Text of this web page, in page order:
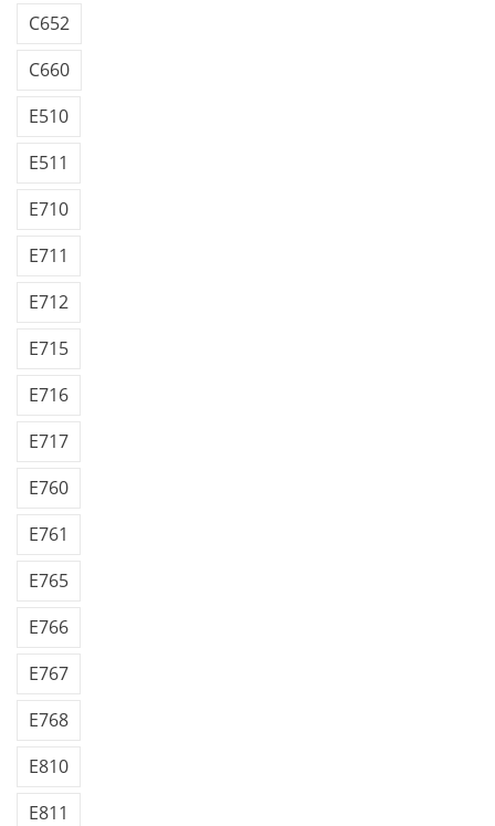
C652
C660
E510
E511
E710
E711
E712
E715
E716
E717
E760
E761
E765
E766
E767
E768
E810
E811